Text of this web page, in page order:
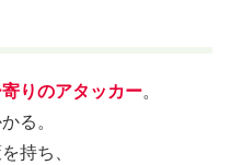
りのアタッカー。
る。
持ち、